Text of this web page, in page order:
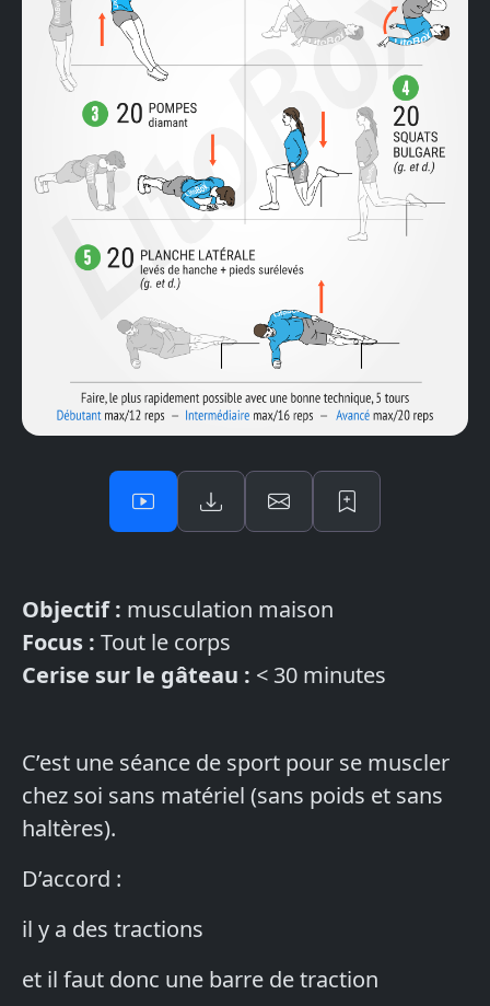
Objectif : musculation maison
Focus : Tout le corps
Cerise sur le gâteau : < 30 minutes
C’est une séance de sport pour se muscler
chez soi sans matériel (sans poids et sans
haltères).
D’accord :
il y a des tractions
et il faut donc une barre de traction